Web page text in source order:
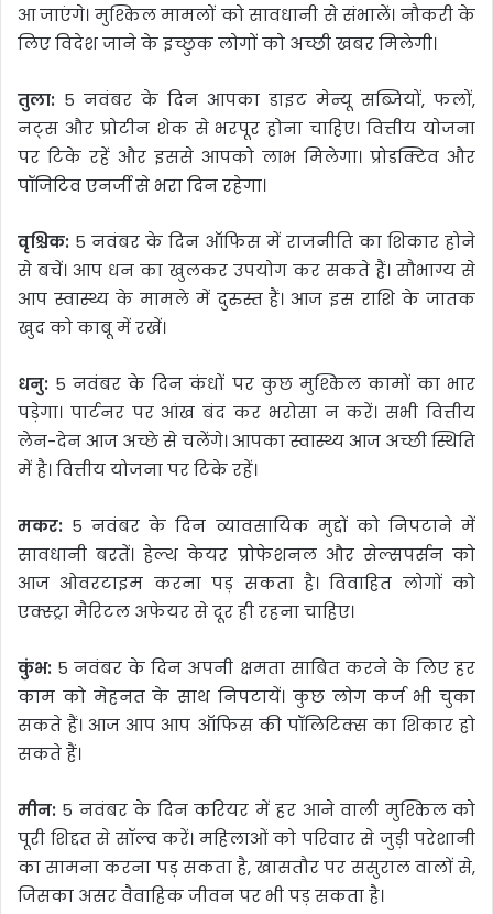
आ जाएंगे। मुश्किल मामलों को सावधानी से संभालें। नौकरी के
लिए विदेश जाने के इच्छुक लोगों को अच्छी खबर मिलेगी।
तुला: 5 नवंबर के दिन आपका डाइट मेन्यू सब्जियों, फलों,
नट्स और प्रोटीन शेक से भरपूर होना चाहिए। वित्तीय योजना
पर टिके रहें और इससे आपको लाभ मिलेगा। प्रोडक्टिव और
पॉजिटिव एनर्जी से भरा दिन रहेगा।
वृश्चिक: 5 नवंबर के दिन ऑफिस में राजनीति का शिकार होने
से बचें। आप धन का खुलकर उपयोग कर सकते हैं। सौभाग्य से
आप स्वास्थ्य के मामले में दुरुस्त हैं। आज इस राशि के जातक
खुद को काबू में रखें।
धनु: 5 नवंबर के दिन कंधों पर कुछ मुश्किल कामों का भार
पड़ेगा। पार्टनर पर आंख बंद कर भरोसा न करें। सभी वित्तीय
लेन-देन आज अच्छे से चलेंगे। आपका स्वास्थ्य आज अच्छी स्थिति
में है। वित्तीय योजना पर टिके रहें।
मकर: 5 नवंबर के दिन व्यावसायिक मुद्दों को निपटाने में
सावधानी बरतें। हेल्थ केयर प्रोफेशनल और सेल्सपर्सन को
आज ओवरटाइम करना पड़ सकता है। विवाहित लोगों को
एक्स्ट्रा मैरिटल अफेयर से दूर ही रहना चाहिए।
कुंभ: 5 नवंबर के दिन अपनी क्षमता साबित करने के लिए हर
काम को मेहनत के साथ निपटायें। कुछ लोग कर्ज भी चुका
सकते हैं। आज आप आप ऑफिस की पॉलिटिक्स का शिकार हो
सकते हैं।
मीन: 5 नवंबर के दिन करियर में हर आने वाली मुश्किल को
पूरी शिद्दत से सॉल्व करें। महिलाओं को परिवार से जुड़ी परेशानी
का सामना करना पड़ सकता है, खासतौर पर ससुराल वालों से,
जिसका असर वैवाहिक जीवन पर भी पड़ सकता है।